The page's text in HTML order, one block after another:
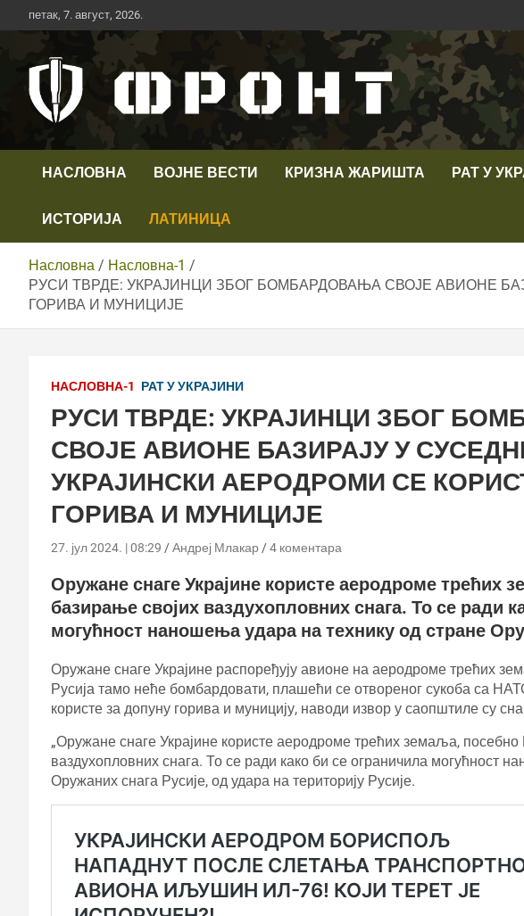
Скип
то
петак, 7. август, 2026.
Телевизија ФРОНТ
НАСЛОВНА ВОЈНЕ ВЕСТИ КРИЗНА ЖАРИШТА РАТ У
ИСТОРИЈА ЛАТИНИЦА
Насловна
Насловна-1
РУСИ ТВРДЕ: УКРАЈИНЦИ ЗБОГ БОМБАРДОВАЊА СВОЈЕ АВИОНЕ
ГОРИВА И МУНИЦИЈЕ
НАСЛОВНА-1 РАТ У УКРАЈИНИ
РУСИ ТВРДЕ: УКРАЈИНЦИ ЗБОГ
СВОЈЕ АВИОНЕ БАЗИРАЈУ У
УКРАЈИНСКИ АЕРОДРОМИ СЕ
ГОРИВА И МУНИЦИЈЕ
27. јул 2024. | 08:29 Андреј Млакар 4 коментара
Оружане снаге Украјине користе аеродроме трећих
базирање својих ваздухопловних снага. То се ради
могућност наношења удара на технику од стране
Оружане снаге Украјине распоређују авионе на аеродроме трећих
Русија тамо неће бомбардовати, плашећи се отвореног сукоба са
користе за допуну горива и муницију, наводи извор у саопштиле су
„Оружане снаге Украјине користе аеродроме трећих земаља,
ваздухопловних снага. То се ради како би се ограничила могућност
Оружаних снага Русије, од удара на територију Русије.